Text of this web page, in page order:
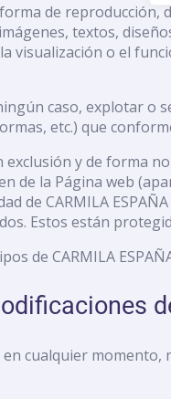
de reproducción,
textos,
visualización o el
caso, explotar o
etc.) que
exclusión y de forma
de la Página web
de CARMILA
Estos están
de CARMILA
en cualquier